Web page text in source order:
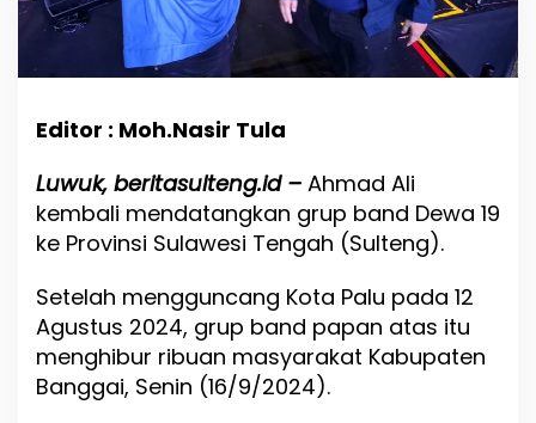
w
k
a
l
a
w
a
:
h
Editor : Moh.Nasir Tula
Luwuk, beritasulteng.id – Ahmad Ali
kembali mendatangkan grup band Dewa 19
ke Provinsi Sulawesi Tengah (Sulteng).
Setelah mengguncang Kota Palu pada 12
Agustus 2024, grup band papan atas itu
menghibur ribuan masyarakat Kabupaten
Banggai, Senin (16/9/2024).